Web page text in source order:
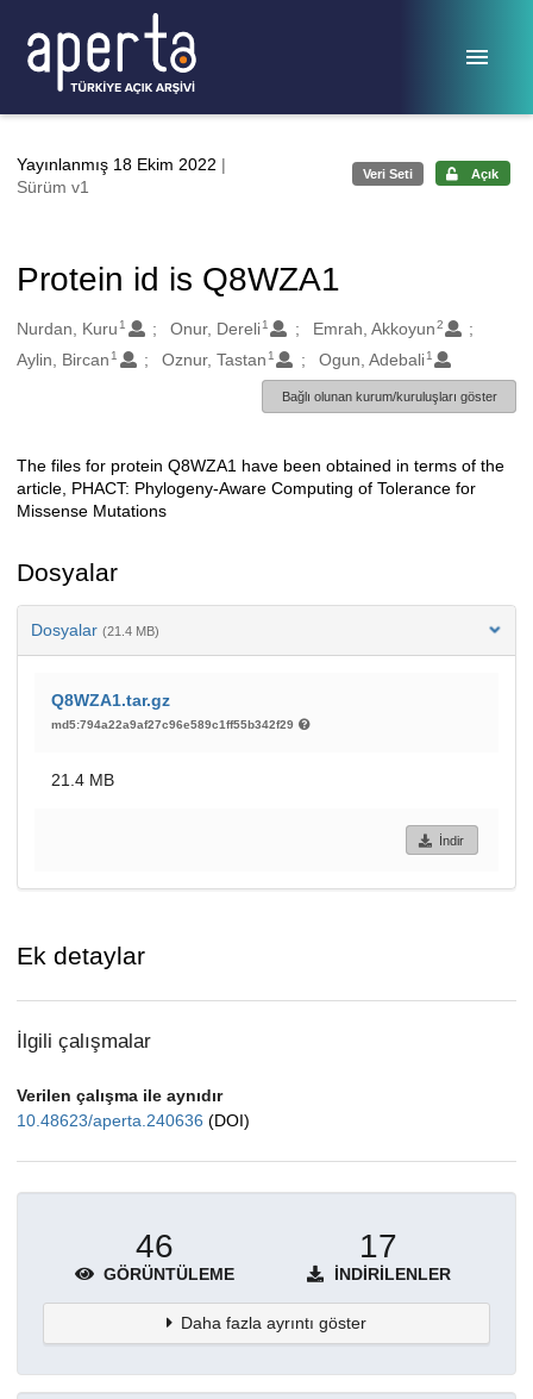
Yayınlanmış 18 Ekim 2022 |
Sürüm v1
Veri Seti Açık
Protein id is Q8WZA1
Oluşturanlar
Nurdan, Kuru 1 Onur, Dereli 1 Emrah, Akkoyun2
Aylin, Bircan 1 Oznur, Tastan 1 Ogun, Adebali 1
Bağlı olunan kurum/kuruluşları göster
Açıklama
The files for protein Q8WZA1 have been obtained in terms of the
article, PHACT: Phylogeny-Aware Computing of Tolerance for
Missense Mutations
Dosyalar
Dosyalar (21.4 MB)
Q8WZA1.tar.gz
md5:794a22a9af27c96e589c1ff55b342f29
21.4 MB
İndir
Ek detaylar
İlgili çalışmalar
Verilen çalışma ile aynıdır
10.48623/aperta.240636 (DOI)
46
GÖRÜNTÜLEME
17
İNDIRILENLER
Daha fazla ayrıntı göster